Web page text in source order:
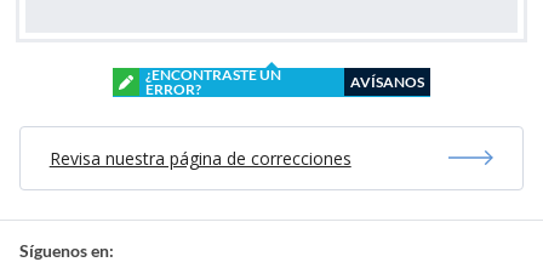
¿ENCONTRASTE UN
ERROR?
AVÍSANOS
Revisa nuestra página de correcciones
Síguenos en: